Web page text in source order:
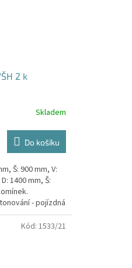
2 k
Skladem
Do košíku
Š: 900 mm, V:
1400 mm, Š:
- pojízdná
Kód: 1533/21